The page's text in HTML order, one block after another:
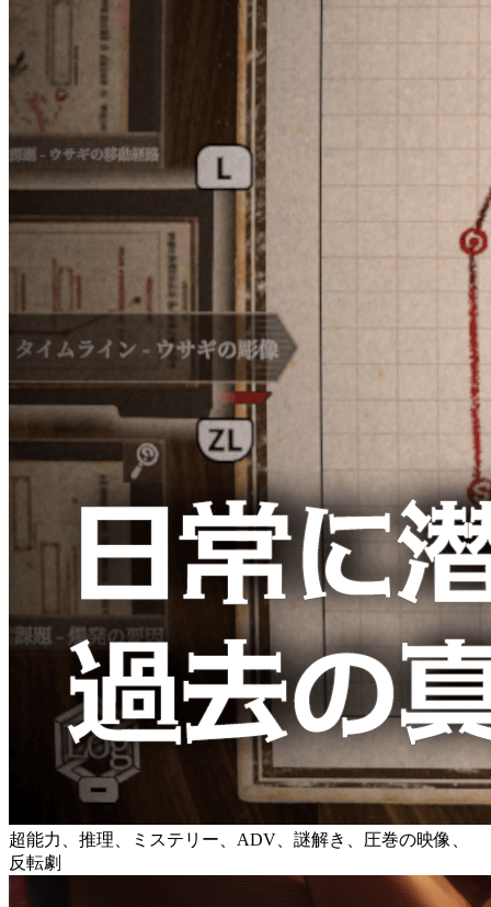
超能力、推理、ミステリー、ADV、謎解き、圧巻の映像、
反転劇